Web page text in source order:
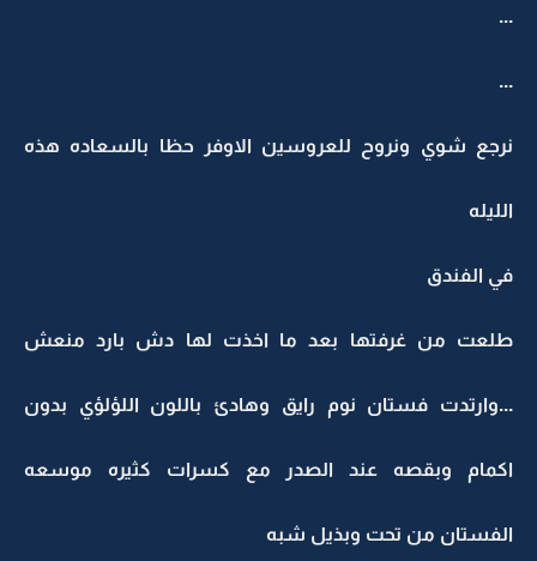
...
...
نرجع شوي ونروح للعروسين الاوفر حظا بالسعاده هذه
الليله
في الفندق
طلعت من غرفتها بعد ما اخذت لها دش بارد منعش
...وارتدت فستان نوم رايق وهادئ باللون اللؤلؤي بدون
اكمام وبقصه عند الصدر مع كسرات كثيره موسعه
الفستان من تحت وبذيل شبه